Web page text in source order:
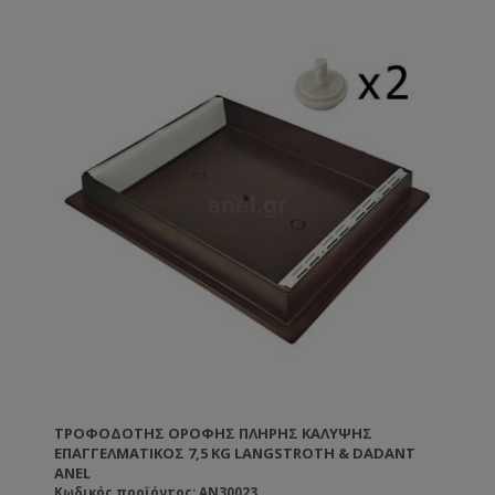
περισσότερα σμήνη σε μία κυψέλη να μπορείτε να τα
τροφοδοτήσετε ξεχωριστά χωρίς να επικοινωνούν
μεταξύ τους. Ιδανικός για βασιλοτρόφους καθώς και
για ανάπτυξη νέων μελισσοσμηνών την άνοιξη.
• Κατασκευασμένος από υψηλής ποιότητας
πολυπροπυλένιο κατάλληλο για τρόφιμα.
• Όταν γεμίζετε τον τροφοδότη δεν ενοχλείτε τις
μέλισσες γιατί αυτές είναι τελείως απομονωμένες,
ούτε έρχεστε σε επαφή μαζί τους.
• Δεν θα έχετε ποτέ τις διαρροές που είχατε με τους
ξύλινους τροφοδότες
• Εφαρμόζει μέσα στο καπάκι και έτσι μεταβάλλει
ελάχιστα το ύψος της κυψέλης.
• Έχει οπές αερισμού για να βγαίνει η υγρασία από
ΤΡΟΦΟΔΌΤΗΣ ΟΡΟΦΉΣ ΠΛΉΡΗΣ ΚΆΛΥΨΗΣ
ΕΠΑΓΓΕΛΜΑΤΙΚΌΣ 7,5 KG LANGSTROTH & DADANT
ANEL